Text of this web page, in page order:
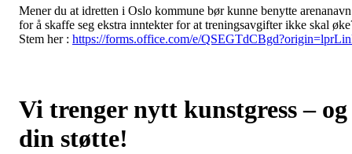
Mener du at idretten i Oslo kommune bør kunne benytte arenanavn
for å skaffe seg ekstra inntekter for at treningsavgifter ikke skal
Stem her : https://forms.office.com/e/
Vi trenger nytt kunstgress – og
din støtte!